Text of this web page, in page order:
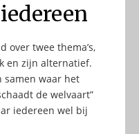
over twee thema’s,
en zijn alternatief.
samen waar het
de welvaart”
iedereen wel bij